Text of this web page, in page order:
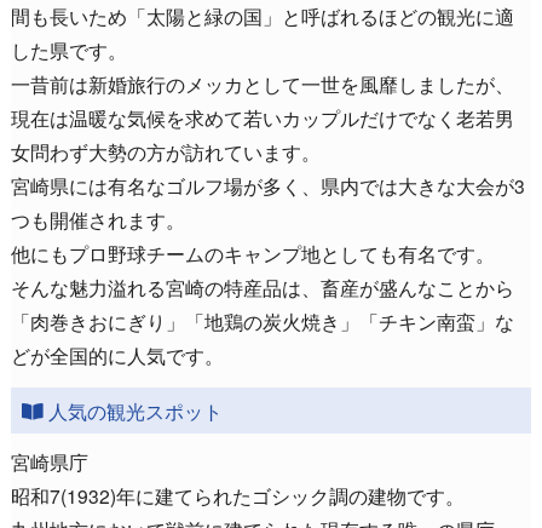
間も長いため「太陽と緑の国」と呼ばれるほどの観光に適
した県です。
一昔前は新婚旅行のメッカとして一世を風靡しましたが、
現在は温暖な気候を求めて若いカップルだけでなく老若男
女問わず大勢の方が訪れています。
宮崎県には有名なゴルフ場が多く、県内では大きな大会が3
つも開催されます。
他にもプロ野球チームのキャンプ地としても有名です。
そんな魅力溢れる宮崎の特産品は、畜産が盛んなことから
「肉巻きおにぎり」「地鶏の炭火焼き」「チキン南蛮」な
どが全国的に人気です。
人気の観光スポット
宮崎県庁
昭和7(1932)年に建てられたゴシック調の建物です。